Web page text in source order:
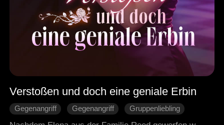
Verstoßen und doch eine geniale Erbin
Gegenangriff Gegenangriff
Gruppenliebling